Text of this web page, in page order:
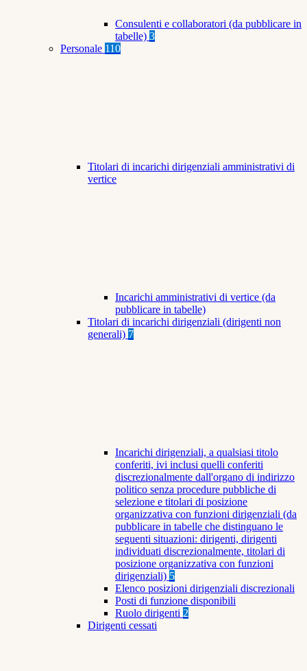
Consulenti e collaboratori (da pubblicare in
tabelle) 3
Personale 110
Titolari di incarichi dirigenziali amministrativi di
vertice
Incarichi amministrativi di vertice (da
pubblicare in tabelle)
Titolari di incarichi dirigenziali (dirigenti non
generali) 7
Incarichi dirigenziali, a qualsiasi titolo
conferiti, ivi inclusi quelli conferiti
discrezionalmente dall'organo di indirizzo
politico senza procedure pubbliche di
selezione e titolari di posizione
organizzativa con funzioni dirigenziali (da
pubblicare in tabelle che distinguano le
seguenti situazioni: dirigenti, dirigenti
individuati discrezionalmente, titolari di
posizione organizzativa con funzioni
dirigenziali) 5
Elenco posizioni dirigenziali discrezionali
Posti di funzione disponibili
Ruolo dirigenti 2
Dirigenti cessati